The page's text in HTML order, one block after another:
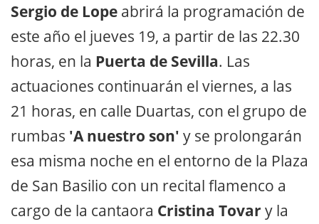
Sergio de Lope abrirá la programación de
este año el jueves 19, a partir de las 22.30
horas, en la Puerta de Sevilla. Las
actuaciones continuarán el viernes, a las
21 horas, en calle Duartas, con el grupo de
rumbas 'A nuestro son' y se prolongarán
esa misma noche en el entorno de la Plaza
de San Basilio con un recital flamenco a
cargo de la cantaora Cristina Tovar y la